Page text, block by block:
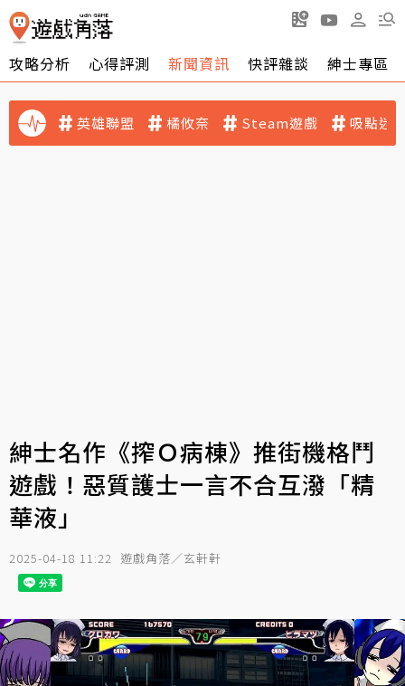
攻略分析 心得評測 新聞資訊 快評雜談 紳士專區
英雄聯盟 橘攸奈 Steam遊戲 吸點迷
紳士名作《搾Ｏ病棟》推街機格鬥
遊戲！惡質護士一言不合互潑「精
華液」
2025-04-18 11:22 遊戲角落／玄軒軒